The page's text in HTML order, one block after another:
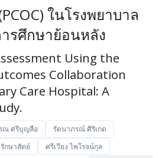
ในโรงพยาบาล
รศึกษาย้อนหลัง
Using the
Collaboration
Care Hospital: A
ณ ศรีบุญลือ
รัตนาภรณ์ ศิริเกต
รักษาสัตย์
ศรีเวียง ไพโรจน์กุล